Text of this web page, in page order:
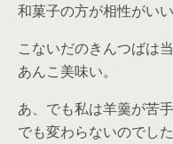
和菓子の方が相性がい
こないだのきんつばは
あんこ美味い。
あ、でも私は羊羹が苦
でも変わらないのでし